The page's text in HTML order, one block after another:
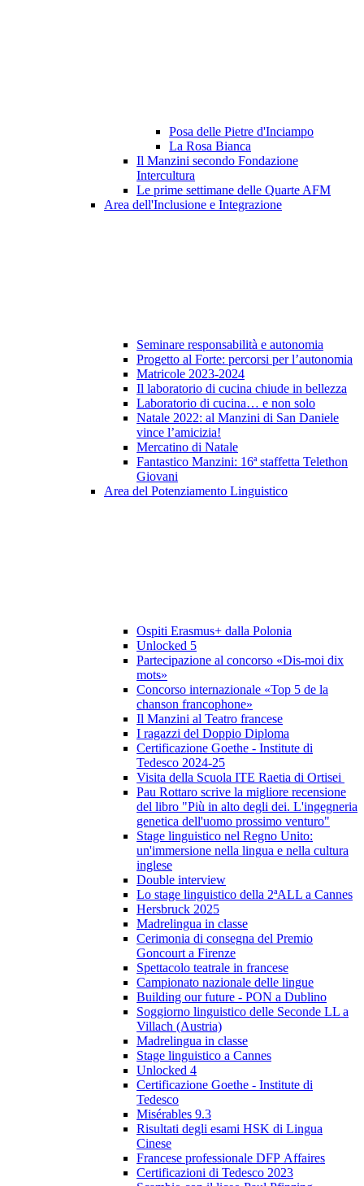
Posa delle Pietre d'Inciampo
La Rosa Bianca
Il Manzini secondo Fondazione
Intercultura
Le prime settimane delle Quarte AFM
Area dell'Inclusione e Integrazione
Seminare responsabilità e autonomia
Progetto al Forte: percorsi per l’autonomia
Matricole 2023-2024
Il laboratorio di cucina chiude in bellezza
Laboratorio di cucina… e non solo
Natale 2022: al Manzini di San Daniele
vince l’amicizia!
Mercatino di Natale
Fantastico Manzini: 16ª staffetta Telethon
Giovani
Area del Potenziamento Linguistico
Ospiti Erasmus+ dalla Polonia
Unlocked 5
Partecipazione al concorso «Dis-moi dix
mots»
Concorso internazionale «Top 5 de la
chanson francophone»
Il Manzini al Teatro francese
I ragazzi del Doppio Diploma
Certificazione Goethe - Institute di
Tedesco 2024-25
Visita della Scuola ITE Raetia di Ortisei
Pau Rottaro scrive la migliore recensione
del libro "Più in alto degli dei. L'ingegneria
genetica dell'uomo prossimo venturo"
Stage linguistico nel Regno Unito:
un'immersione nella lingua e nella cultura
inglese
Double interview
Lo stage linguistico della 2ªALL a Cannes
Hersbruck 2025
Madrelingua in classe
Cerimonia di consegna del Premio
Goncourt a Firenze
Spettacolo teatrale in francese
Campionato nazionale delle lingue
Building our future - PON a Dublino
Soggiorno linguistico delle Seconde LL a
Villach (Austria)
Madrelingua in classe
Stage linguistico a Cannes
Unlocked 4
Certificazione Goethe - Institute di
Tedesco
Misérables 9.3
Risultati degli esami HSK di Lingua
Cinese
Francese professionale DFP Affaires
Certificazioni di Tedesco 2023